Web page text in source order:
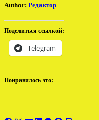
Author: Редактор
Поделиться ссылкой:
Telegram
Понравилось это: